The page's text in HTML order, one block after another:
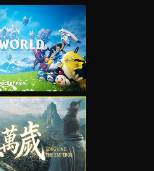
VIEW
VIEW